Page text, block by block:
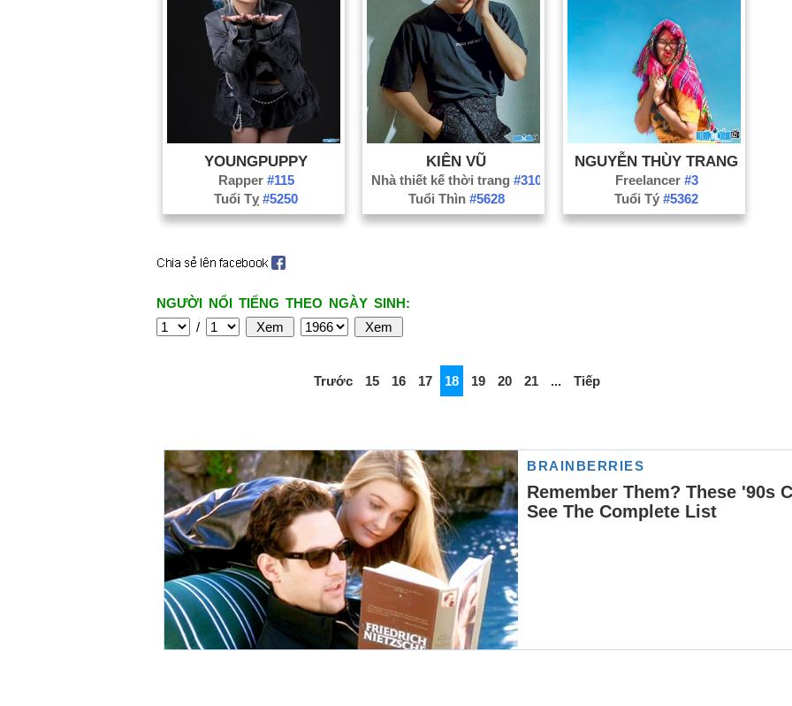
YOUNGPUPPY
Rapper #115
Tuổi Tỵ#5250
KIÊN VŨ
Nhà thiết kế thời trang #310
Tuổi Thìn #5628
NGUYỄN THÙY TRANG
Freelancer #3
Tuổi Tý#5362
NGƯỜI NỔI TIẾNG THEO NGÀY SINH:
/
Trước 15 16 17 18 19 20 21 ... Tiếp